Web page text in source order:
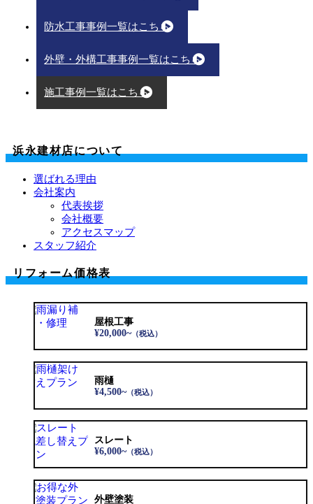
防水工事事例一覧はこちら
外壁・外構工事事例一覧はこちら
施工事例一覧はこちら
浜永建材店について
選ばれる理由
会社案内
代表挨拶
会社概要
アクセスマップ
スタッフ紹介
リフォーム価格表
屋根工事
¥20,000~（税込）
雨樋
¥4,500~（税込）
スレート
¥6,000~（税込）
外壁塗装